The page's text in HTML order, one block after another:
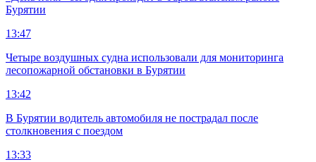
Бурятии
13:47
Четыре воздушных судна использовали для мониторинга
лесопожарной обстановки в Бурятии
13:42
В Бурятии водитель автомобиля не пострадал после
столкновения с поездом
13:33